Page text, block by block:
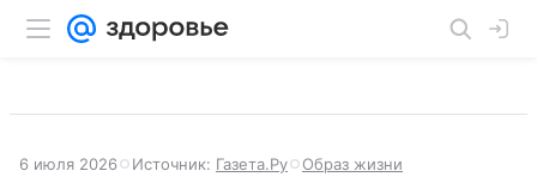
6 июля 2026 Источник: Газета.Ру Образ жизни